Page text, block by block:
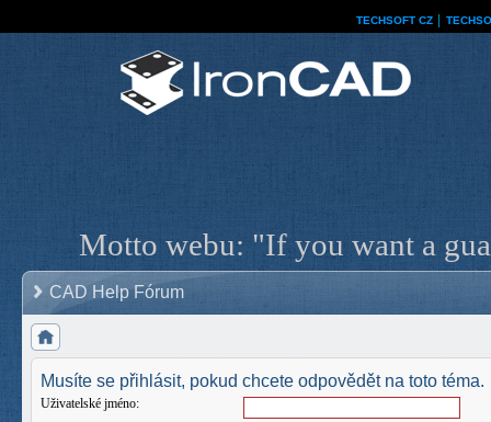
TECHSOFT CZ
Motto webu: "If you want a
CAD Help Fórum
Musíte se přihlásit, pokud chcete odpovědět na toto téma.
Uživatelské jméno: